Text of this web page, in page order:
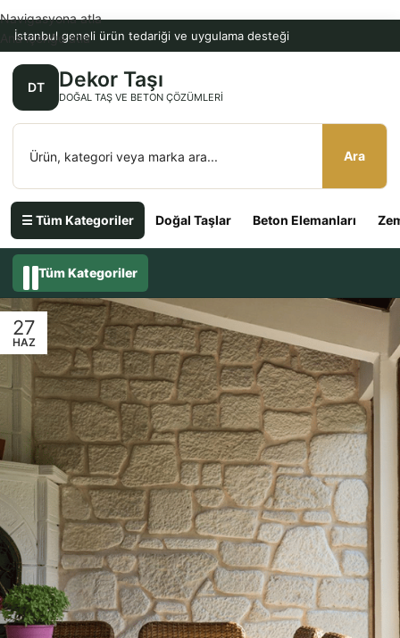
İstanbul geneli ürün tedariği ve uygulama desteği
DT Dekor Taşı
DOĞAL TAŞ VE BETON ÇÖZÜMLERI
Ara
☰ Tüm Kategoriler Doğal Taşlar Beton Elemanları
Navigasyona atla
Ana içeriğe atla
Tüm Kategoriler
27
HAZ